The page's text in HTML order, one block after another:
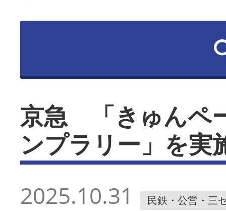
京急 「きゅんペ
ンプラリー」を実
2025.10.31 民鉄・公営・三